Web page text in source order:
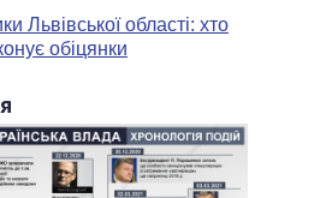
Львівської області: хто
обіцянки